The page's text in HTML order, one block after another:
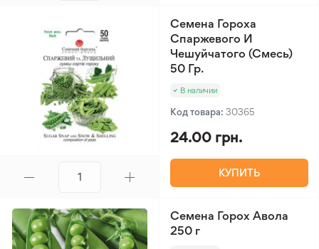
Семена Гороха
Спаржевого И
Чешуйчатого (Смесь)
50 Гр.
В наличии
Код товара: 30365
24.00 грн.
КУПИТЬ
Семена Горох Авола
250 г